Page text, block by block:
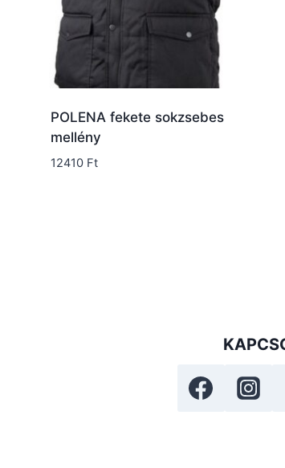
POLENA fekete sokzsebes
mellény
12410 Ft